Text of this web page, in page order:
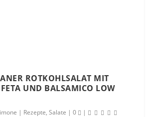
ROTKOHLSALAT MIT
UND BALSAMICO LOW
| Rezepte,Salate |0 |